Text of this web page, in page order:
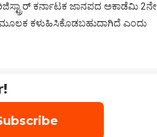
ರಿಜಿಸ್ಟ್ರಾರ್ ಕರ್ನಾಟಕ ಜಾನಪದ ಅಕಾಡೆಮಿ 2ನೇ
ಕಳುಹಿಸಿಕೊಡಬಹುದಾಗಿದೆ ಎಂದು